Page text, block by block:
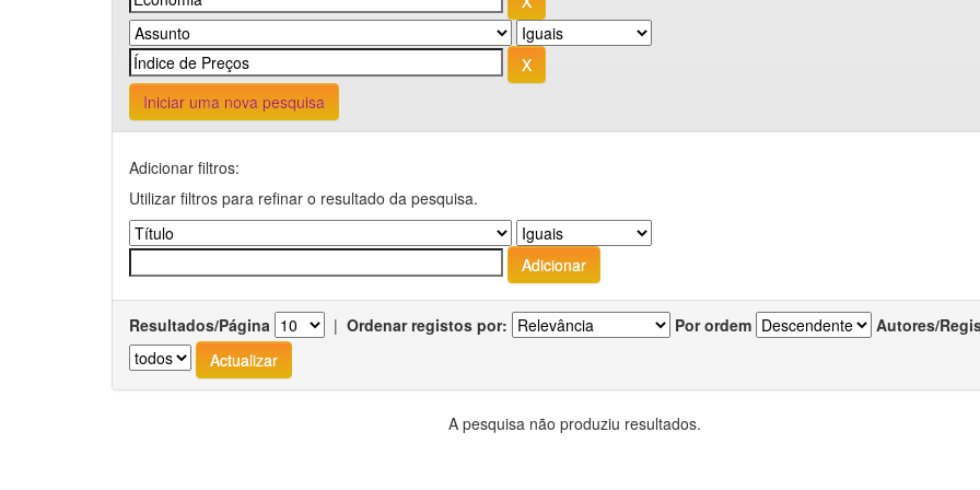
Iniciar uma nova pesquisa
Adicionar filtros:
Utilizar filtros para refinar o resultado da pesquisa.
Resultados/Página | Ordenar registos por: Por ordem Autores/
A pesquisa não produziu resultados.